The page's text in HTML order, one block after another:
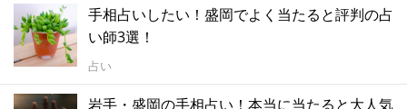
手相占いしたい！盛岡でよく当たると評判の占
い師3選！
占い
岩手・盛岡の手相占い！本当に当たると大人気